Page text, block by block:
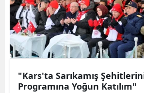
"Kars'ta Sarıkamış
Programına Yoğun Katılım"